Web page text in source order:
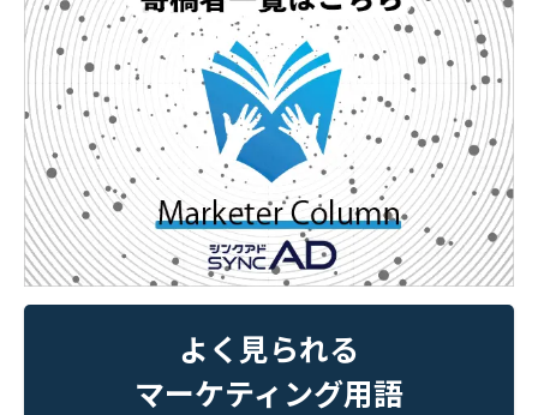
よく見られる
マーケティング用語